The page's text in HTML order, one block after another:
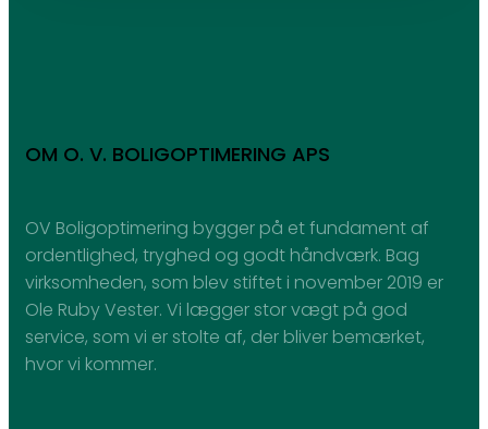
OM O. V. BOLIGOPTIMERING APS
OV Boligoptimering bygger på et fundament af
ordentlighed, tryghed og godt håndværk. Bag
virksomheden, som blev stiftet i november 2019 er
Ole Ruby Vester. Vi lægger stor vægt på god
service, som vi er stolte af, der bliver bemærket,
hvor vi kommer.